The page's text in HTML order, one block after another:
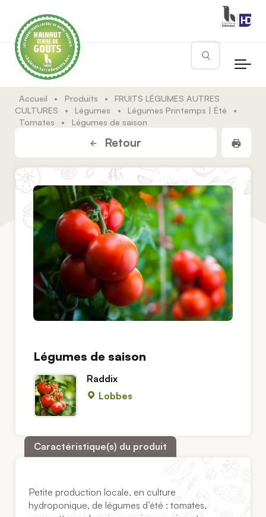
Rechercher
Accueil • Produits •
FRUITS LÉGUMES AUTRES
CULTURES
• Légumes • Légumes Printemps | Été
•
Tomates
• Légumes de saison
Retour
Légumes de saison
Raddix
Lobbes
Caractéristique(s) du produit
Petite production locale, en culture
hydroponique, de légumes d’été : tomates,